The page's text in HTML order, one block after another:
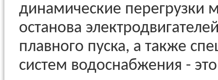
динамические перегрузки
останова
плавного пуска, а также
систем водоснабжения -